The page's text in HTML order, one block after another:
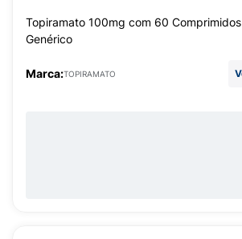
Topiramato 100mg com 60
Genérico
Marca:TOPIRAMATO